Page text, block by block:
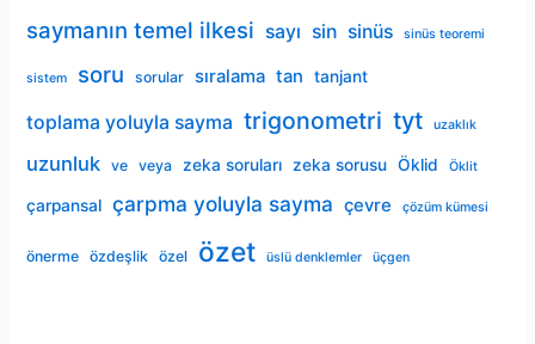
saymanın temel ilkesi sayı sin sinüs sinüs teoremi
sistem soru sorular sıralama tan tanjant
toplama yoluyla sayma trigonometri tyt uzaklık
uzunluk ve veya zeka soruları zeka sorusu Öklid Öklit
çarpansal çarpma yoluyla sayma çevre çözüm kümesi
önerme özdeşlik özel özet üslü denklemler üçgen